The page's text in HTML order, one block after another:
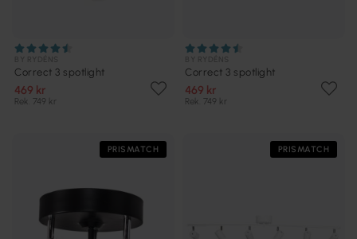
Correct 3 spotlight
469 kr
Rek. 749 kr
Correct 3 spotlight
469 kr
Rek. 749 kr
PRISMATCH PRISMATCH